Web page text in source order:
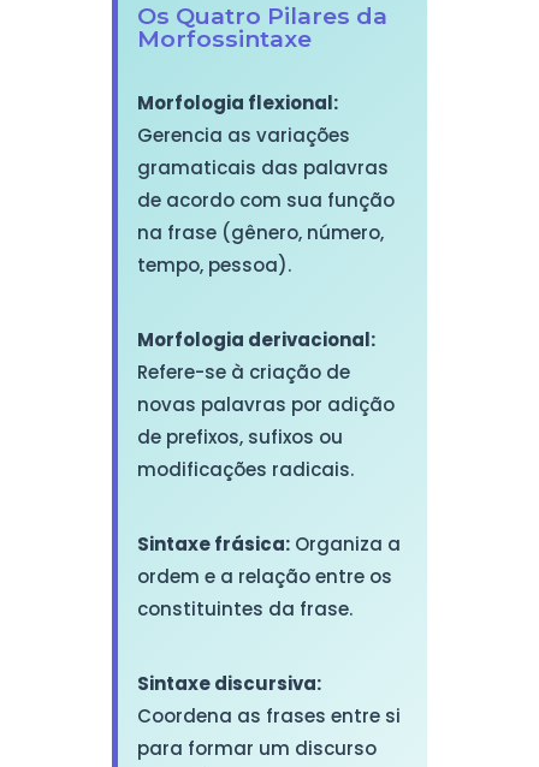
Os Quatro Pilares da
Morfossintaxe
Morfologia flexional:
Gerencia as variações
gramaticais das palavras
de acordo com sua função
na frase (gênero, número,
tempo, pessoa).
Morfologia derivacional:
Refere-se à criação de
novas palavras por adição
de prefixos, sufixos ou
modificações radicais.
Sintaxe frásica:Organiza a
ordem e a relação entre os
constituintes da frase.
Sintaxe discursiva:
Coordena as frases entre si
para formar um discurso